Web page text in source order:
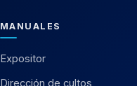
MANUALES
Expositor
Dirección de cultos